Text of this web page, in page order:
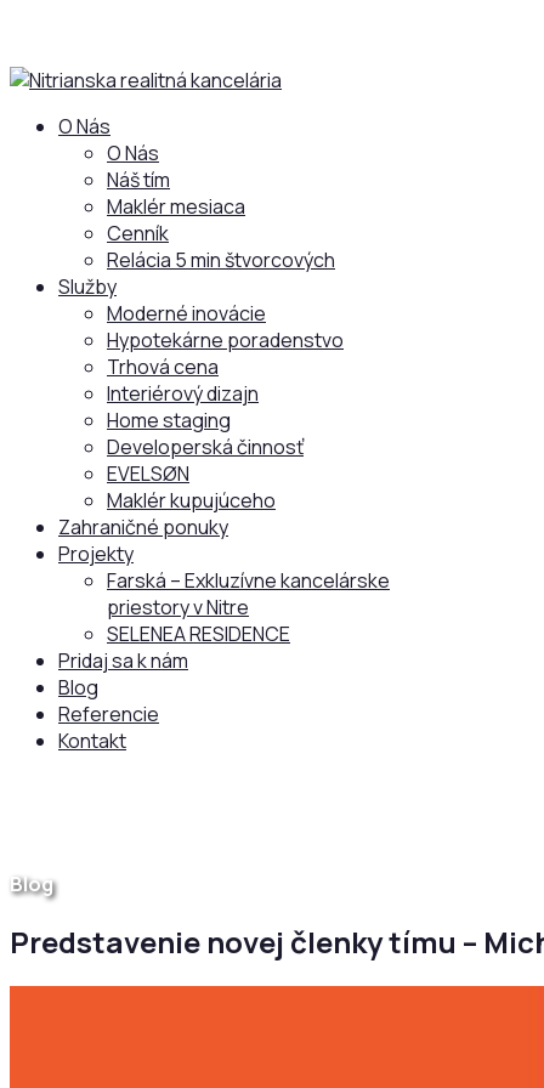
O Nás
O Nás
Náš tím
Maklér mesiaca
Cenník
Relácia 5 min štvorcových
Služby
Moderné inovácie
Hypotekárne poradenstvo
Trhová cena
Interiérový dizajn
Home staging
Developerská činnosť
EVELSØN
Maklér kupujúceho
Zahraničné ponuky
Projekty
Farská – Exkluzívne kancelárske
priestory v Nitre
SELENEA RESIDENCE
Pridaj sa k nám
Blog
Referencie
Kontakt
Blog
Predstavenie novej členky tímu –